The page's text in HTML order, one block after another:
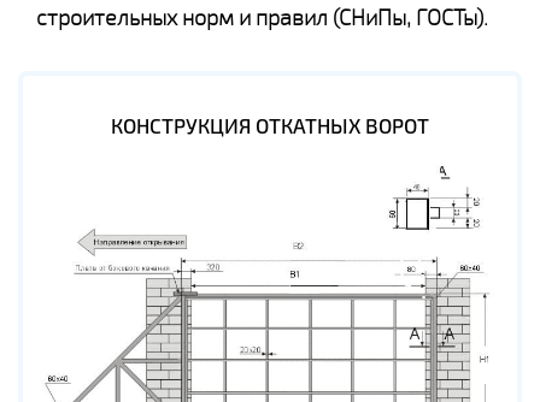
строительных норм и правил (СНиПы, ГОСТы).
КОНСТРУКЦИЯ ОТКАТНЫХ ВОРОТ